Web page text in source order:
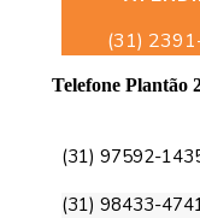
(31)
Telefone Plantão
(31) 97592-
(31) 98433-